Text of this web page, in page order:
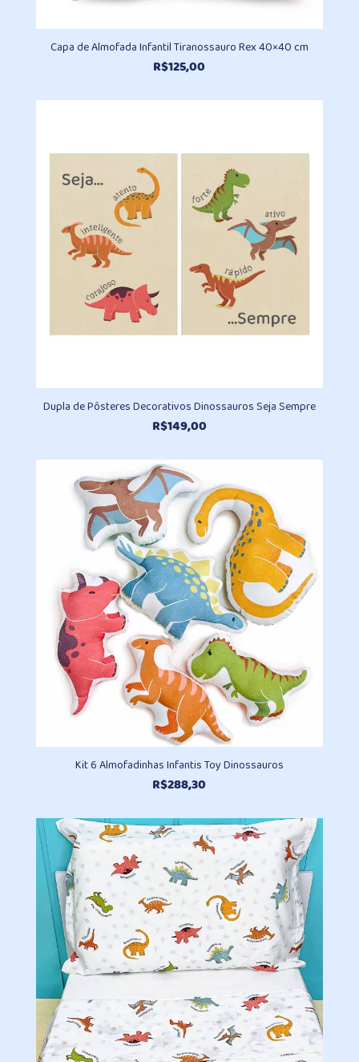
Capa de Almofada Infantil Tiranossauro Rex 40×40 cm
R$125,00
Dupla de Pôsteres Decorativos Dinossauros Seja Sempre
R$149,00
Kit 6 Almofadinhas Infantis Toy Dinossauros
R$288,30